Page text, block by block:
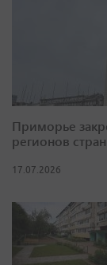
Приморье
регионов
17.07.2026